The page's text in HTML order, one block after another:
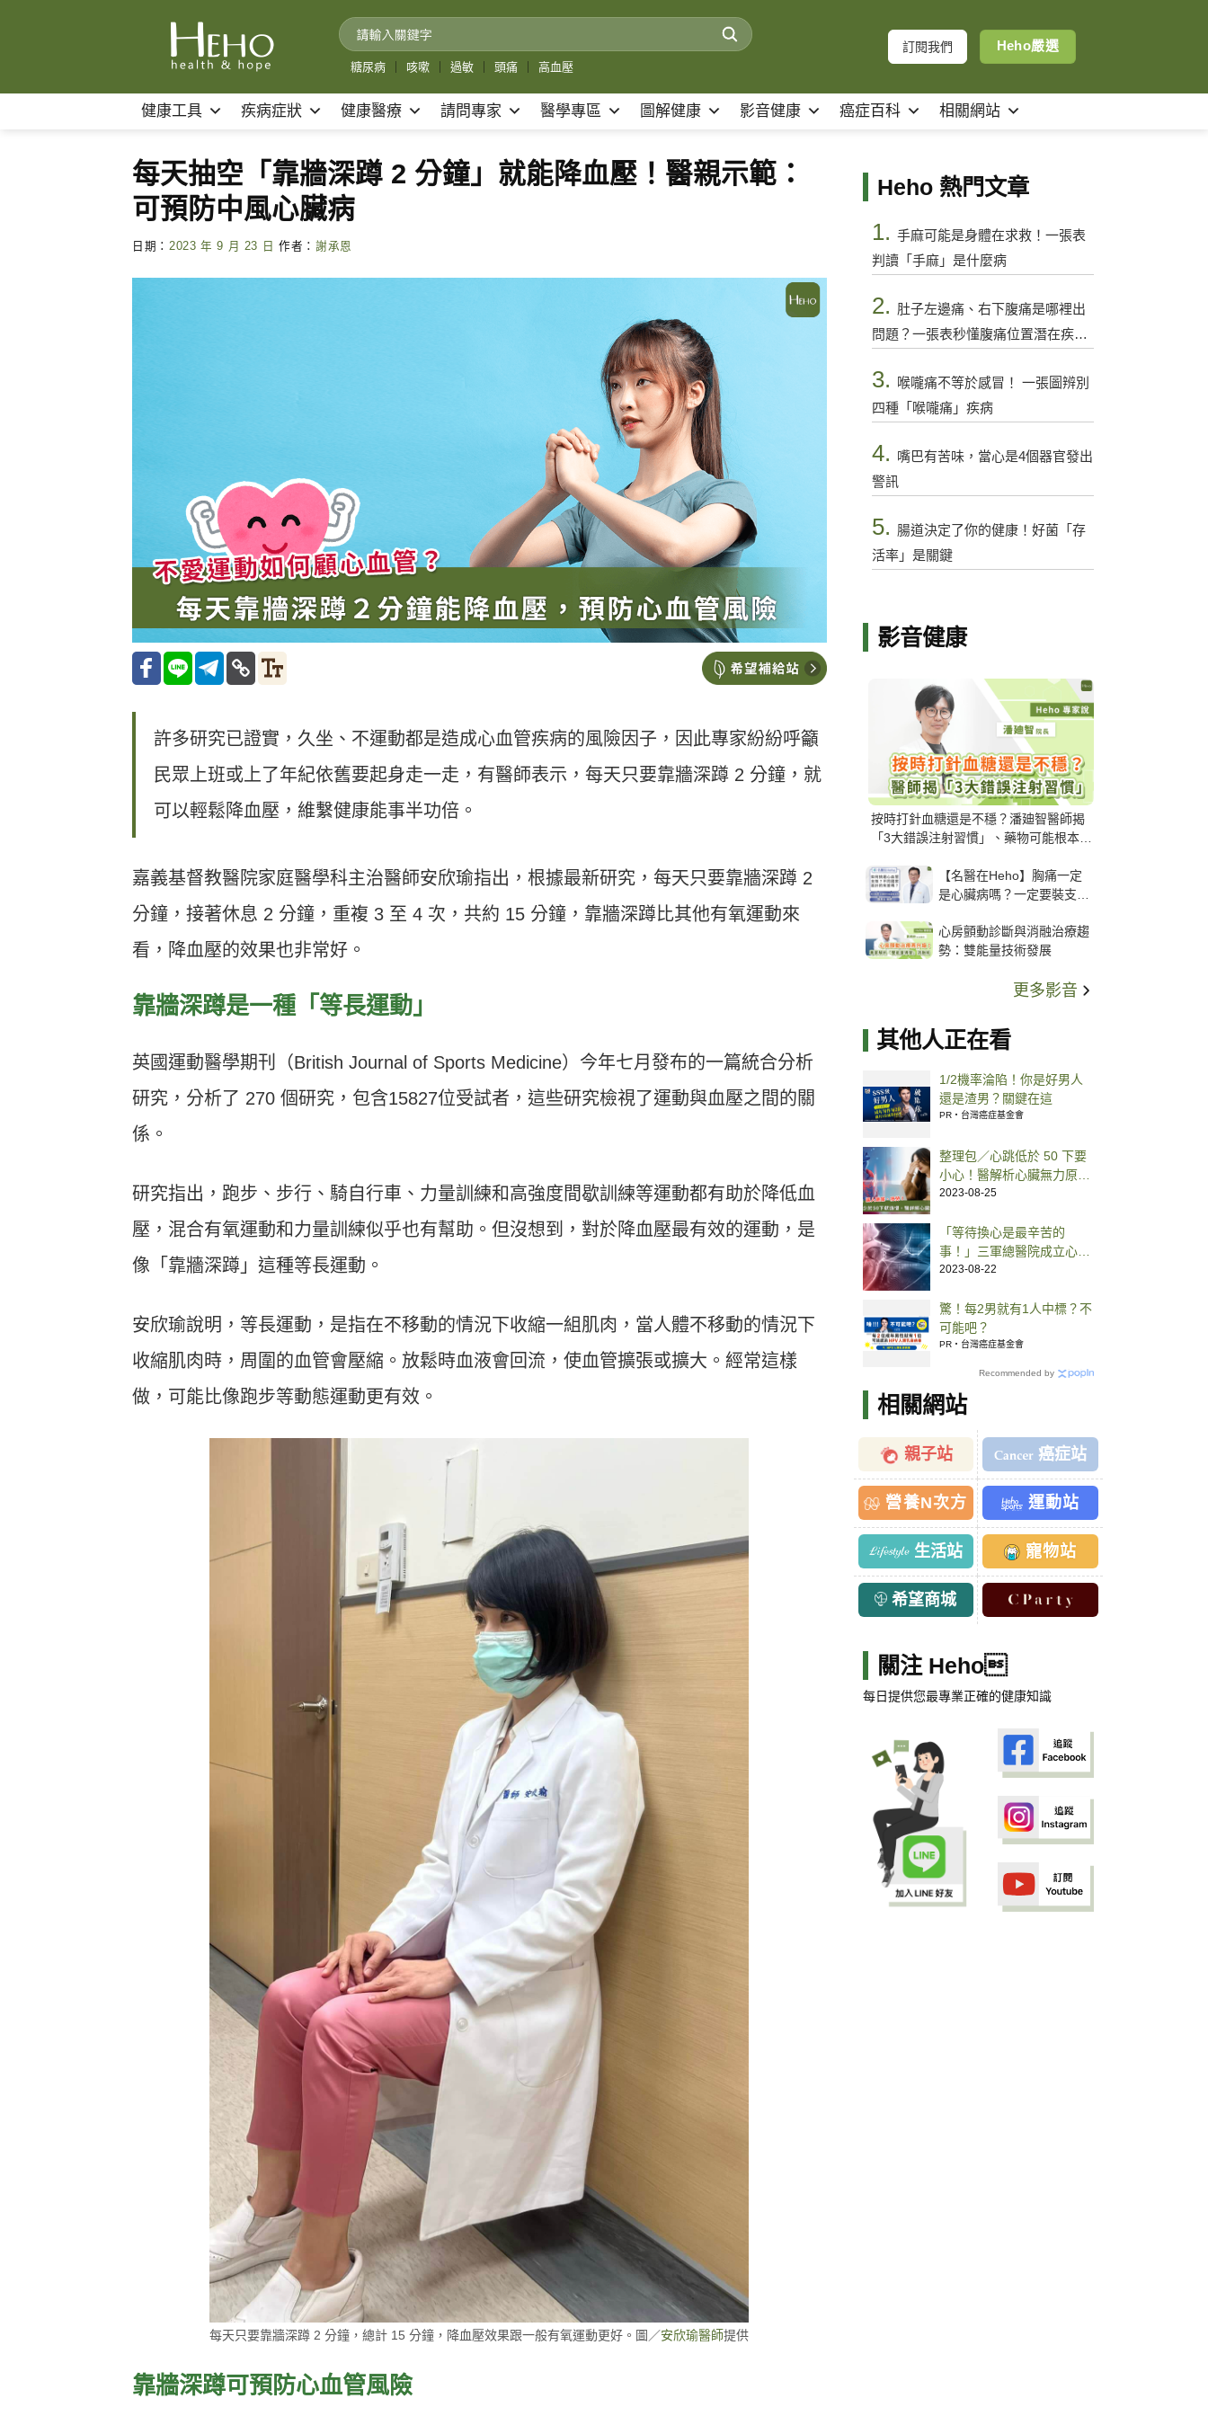
糖尿病 咳嗽 過敏 頭痛 高血壓
訂閱我們 Heho嚴選
健康工具 疾病症狀 健康醫療 請問專家 醫學專區 圖解健康 影音健康 癌症百科 相關網站
每天抽空「靠牆深蹲 2 分鐘」就能降血壓！醫親示範：
可預防中風心臟病
日期： 2023 年 9 月 23 日 作者： 謝承恩
許多研究已證實，久坐、不運動都是造成心血管疾病的風險因子，因此專家紛紛呼籲
民眾上班或上了年紀依舊要起身走一走，有醫師表示，每天只要靠牆深蹲 2 分鐘，就
可以輕鬆降血壓，維繫健康能事半功倍。
嘉義基督教醫院家庭醫學科主治醫師安欣瑜指出，根據最新研究，每天只要靠牆深蹲 2
分鐘，接著休息 2 分鐘，重複 3 至 4 次，共約 15 分鐘，靠牆深蹲比其他有氧運動來
看，降血壓的效果也非常好。
靠牆深蹲是一種「等長運動」
英國運動醫學期刊（British Journal of Sports Medicine）今年七月發布的一篇統合分析
研究，分析了 270 個研究，包含15827位受試者，這些研究檢視了運動與血壓之間的關
係。
研究指出，跑步、步行、騎自行車、力量訓練和高強度間歇訓練等運動都有助於降低血
壓，混合有氧運動和力量訓練似乎也有幫助。但沒想到，對於降血壓最有效的運動，是
像「靠牆深蹲」這種等長運動。
安欣瑜說明，等長運動，是指在不移動的情況下收縮一組肌肉，當人體不移動的情況下
收縮肌肉時，周圍的血管會壓縮。放鬆時血液會回流，使血管擴張或擴大。經常這樣
做，可能比像跑步等動態運動更有效。
每天只要靠牆深蹲 2 分鐘，總計 15 分鐘，降血壓效果跟一般有氧運動更好。圖／安欣瑜醫師提供
靠牆深蹲可預防心血管風險
Heho 熱門文章
1. 手麻可能是身體在求救！一張表
判讀「手麻」是什麼病
2. 肚子左邊痛、右下腹痛是哪裡出
問題？一張表秒懂腹痛位置潛在疾病
3.
喉嚨痛不等於感冒！ 一張圖辨別
四種「喉嚨痛」疾病
4. 嘴巴有苦味，當心是4個器官發出
警訊
5. 腸道決定了你的健康！好菌「存
活率」是關鍵
影音健康
按時打針血糖還是不穩？潘廸智醫師揭
「3大錯誤注射習慣」、藥物可能根本沒
【名醫在Heho】胸痛一定
是心臟病嗎？一定要裝支
解析支架種類、風險與選擇
關鍵
心房顫動診斷與消融治療趨
勢：雙能量技術發展
更多影音
其他人正在看
1/2機率淪陷！你是好男人
還是渣男？關鍵在這
PR・台灣癌症基金會
整理包／心跳低於 50 下要
小心！醫解析心臟無力原因
與人工心臟節律器置入禁忌
2023-08-25
「等待換心是最辛苦的
事！」三軍總醫院成立心室
輔助器亞太中心、病友會助
2023-08-22
驚！每2男就有1人中標？不
可能吧？
PR・台灣癌症基金會
Recommended by
相關網站
親子站 癌症站
營養N次方 運動站
生活站 寵物站
希望商城
關注 Heho
每日提供您最專業正確的健康知識